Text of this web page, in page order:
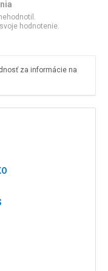
hodnotenie.
za informácie na